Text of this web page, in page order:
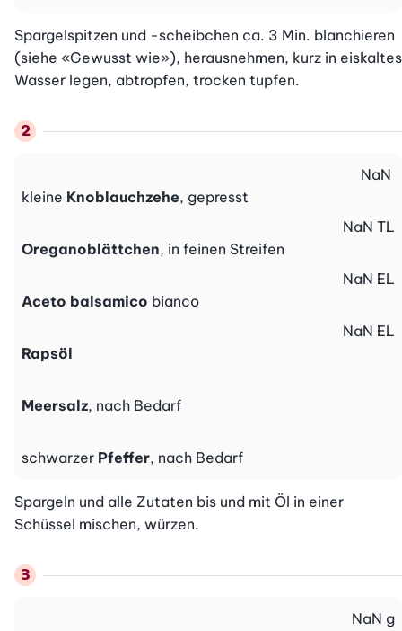
Spargelspitzen und -scheibchen ca. 3 Min. blanchieren
(siehe «Gewusst wie»), herausnehmen, kurz in eiskaltes
Wasser legen, abtropfen, trocken tupfen.
kleine Knoblauchzehe, gepresst
NaN
Oreganoblättchen, in feinen Streifen
NaN TL
Aceto balsamico bianco
NaN EL
Rapsöl
NaN EL
Meersalz, nach Bedarf
schwarzer Pfeffer, nach Bedarf
Spargeln und alle Zutaten bis und mit Öl in einer
Schüssel mischen, würzen.
NaN g